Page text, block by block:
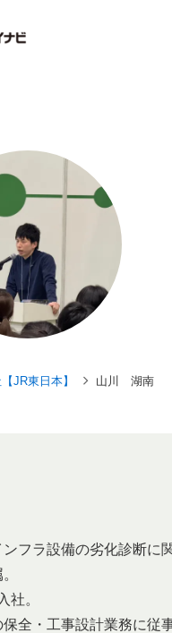
JR東日本】 山川 湖南
フラ設備の劣化診断に
社。
全・工事設計業務に